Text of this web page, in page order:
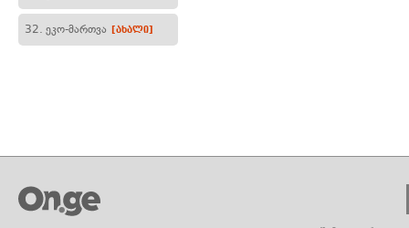
32. ეკო-მართვა [ახალი]